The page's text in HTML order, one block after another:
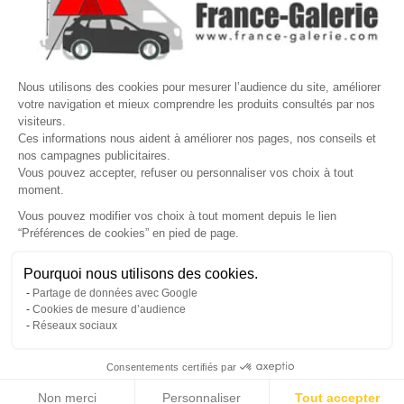
Nous utilisons des cookies pour mesurer l’audience du site, améliorer
votre navigation et mieux comprendre les produits consultés par nos
visiteurs.
Ces informations nous aident à améliorer nos pages, nos conseils et
nos campagnes publicitaires.
Vous pouvez accepter, refuser ou personnaliser vos choix à tout
moment.
Vous pouvez modifier vos choix à tout moment depuis le lien
“Préférences de cookies” en pied de page.
Pourquoi nous utilisons des cookies.
Partage de données avec Google
Cookies de mesure d’audience
Réseaux sociaux
Consentements certifiés par
Non merci Personnaliser Tout accepter
Gérer mes cookies
VOTRE COMPTE 
Site protégé par reCAPTCHA.
LETTRE D'INFORMATIONS
© Copyright 2026 France Galerie. Tous droits reservés.